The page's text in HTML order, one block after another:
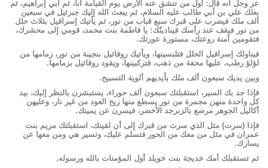
عز وجل انه قال: أول من تنشق عنه الأرض يوم القيامة أنا، ثم أبي إبراهيم، ثم
بعلك علي بن أبي طالب عليه السلام، ثم يبعث الله إليك جبرئيل في سبعين
ألف ملك فيضرب على قبرك سبع قباب من نور، ثم يأتيك إسرافيل بثلاث حلل
من نور فيقف عند رأسك فينادينّك: يا فاطمة بنت محمد، قومي إلى محشرك،
فتقومين آمنة روعتك، مستورة عورتك.
فيناولك إسرافيل الحلل فتلبسينها، ويأتيك روفائيل بنجيبة من نور، زمامها من
لؤلؤ رطب، عليها محفة من ذهب، فتركبينها، ويقود روفائيل بزمامها.
وبين يديك سبعون ألف ملك بأيديهم ألوية التسبيح.
فإذا جد بك السير، استقبلتك سبعون ألف حوراء، يستبشرن بالنظر إليك، بيد
كل واحدة منهن مجمرة من نور يسطع منها ريح العود من غير نار، وعليهن
أكاليل الجوهر مرصع بالزبرجد الأخضر، فيسرن عن يمينك.
فإذا (سرت) مثل الذي سرت من قبرك إلى أن لقينك، استقبلتك مريم بنت
عمران في مثل من معك من الحور فتسلم عليك، وتسير هي ومن معها عن
يسارك.
ثم تستقبلك أمك خديجة بنت خويلد أول المؤمنات بالله ورسوله.